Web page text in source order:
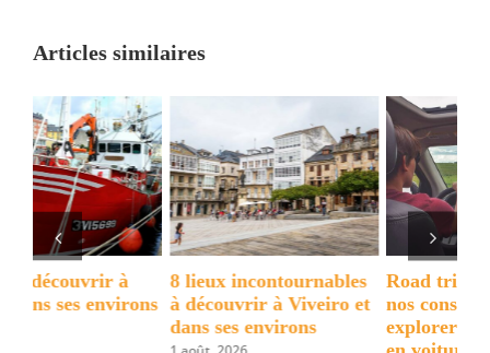
pour
tous
les
voyageurs
Articles similaires
8 lieux incontournables
à découvrir à Viveiro et
dans ses environs
Road trip en Écosse :
nos conseils pour
explorer les Highlands